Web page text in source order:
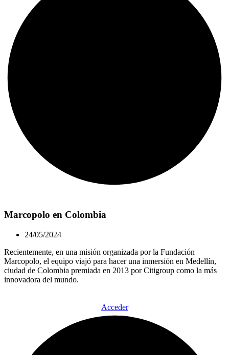
Marcopolo en Colombia
24/05/2024
Recientemente, en una misión organizada por la Fundación
Marcopolo, el equipo viajó para hacer una inmersión en Medellín,
ciudad de Colombia premiada en 2013 por Citigroup como la más
innovadora del mundo.
Acceder